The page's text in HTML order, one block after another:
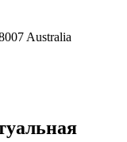
Australia